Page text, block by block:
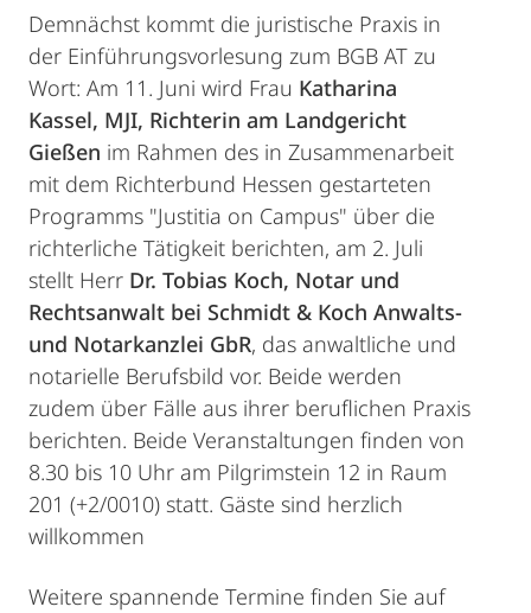
Demnächst kommt die juristische Praxis in
der Einführungsvorlesung zum BGB AT zu
Wort: Am 11. Juni wird Frau Katharina
Kassel, MJI, Richterin am Landgericht
Gießen im Rahmen des in Zusammenarbeit
mit dem Richterbund Hessen gestarteten
Programms "Justitia on Campus" über die
richterliche Tätigkeit berichten, am 2. Juli
stellt Herr Dr. Tobias Koch, Notar und
Rechtsanwalt bei Schmidt & Koch Anwalts-
und Notarkanzlei GbR, das anwaltliche und
notarielle Berufsbild vor. Beide werden
zudem über Fälle aus ihrer beruflichen Praxis
berichten. Beide Veranstaltungen finden von
8.30 bis 10 Uhr am Pilgrimstein 12 in Raum
201 (+2/0010) statt. Gäste sind herzlich
willkommen
Weitere spannende Termine finden Sie auf